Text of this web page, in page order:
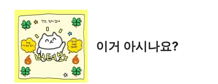
content
이거 아시나요?